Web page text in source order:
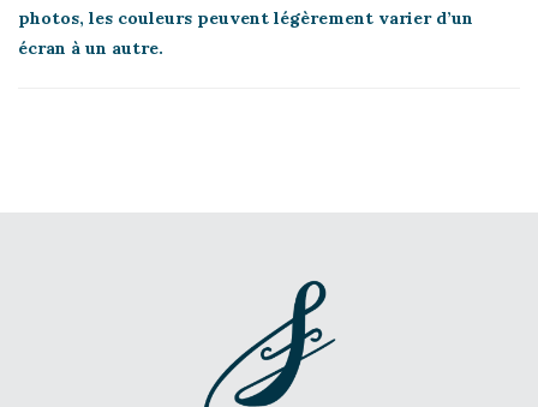
photos, les couleurs peuvent légèrement varier d’un
écran à un autre.